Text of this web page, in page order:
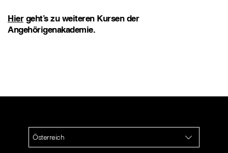
Hiergeht’s zu weiteren Kursen der
Angehörigenakademie.
Österreich